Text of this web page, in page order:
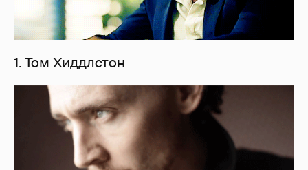
1. Том Хиддлстон